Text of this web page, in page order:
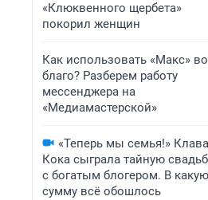
«Клюквенного щербета»
покорил женщин
Как использовать «Макс» во
благо? Разберем работу
мессенджера на
«Медиамастерской»
«Теперь мы семья!» Клава
Кока сыграла тайную
с богатым блогером. В какую
сумму всё обошлось